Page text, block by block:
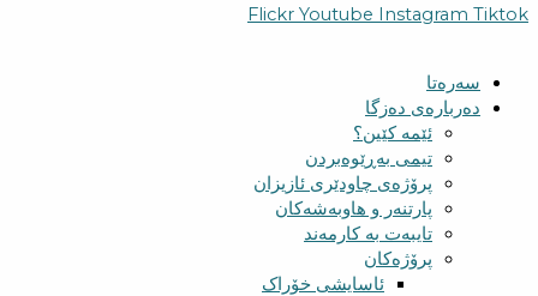
Flickr Youtube Instagram Tiktok
سەرەتا
دەربارەی دەزگا
ئێمە کێین؟
تیمی بەڕێوەبردن
پرۆژەی چاودێری ئازیزان
پارتنەر و هاوبەشەکان
تایبەت بە کارمەند
پرۆژەکان
ئاسایشی خۆراک